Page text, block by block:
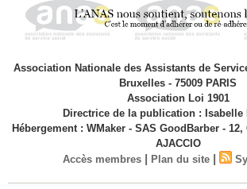
Association Nationale des Assistants de
Bruxelles - 75009 PARIS
Association Loi 1901
Directrice de la publication : Isabelle
Hébergement : WMaker - SAS GoodBarber -
AJACCIO
Accès membres | Plan du site |